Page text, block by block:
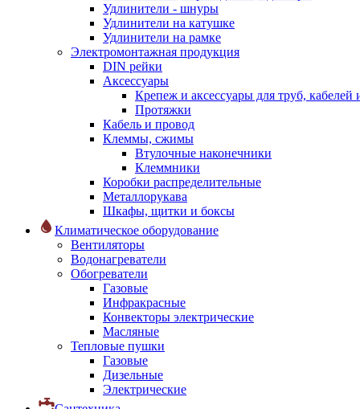
Удлинители - шнуры
Удлинители на катушке
Удлинители на рамке
Электромонтажная продукция
DIN рейки
Аксессуары
Крепеж и аксессуары для труб, кабелей
Протяжки
Кабель и провод
Клеммы, сжимы
Втулочные наконечники
Клеммники
Коробки распределительные
Металлорукава
Шкафы, щитки и боксы
Климатическое оборудование
Вентиляторы
Водонагреватели
Обогреватели
Газовые
Инфракрасные
Конвекторы электрические
Масляные
Тепловые пушки
Газовые
Дизельные
Электрические